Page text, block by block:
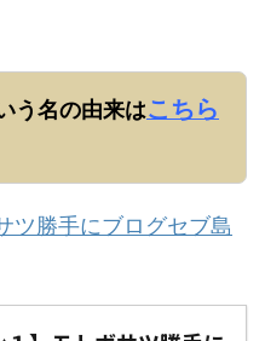
う名の由来はこちら
勝手にブログセブ島